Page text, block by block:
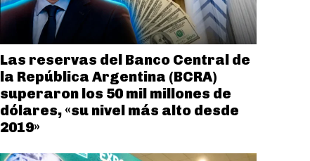
Las reservas del Banco Central de
la República Argentina (BCRA)
superaron los 50 mil millones de
dólares, «su nivel más alto desde
2019»